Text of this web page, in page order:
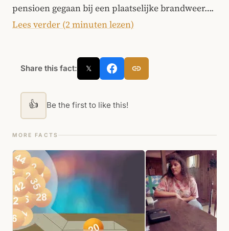
pensioen gegaan bij een plaatselijke brandweer….
Lees verder (2 minuten lezen)
Share this fact: 𝕏
👍 Be the first to like this!
MORE FACTS